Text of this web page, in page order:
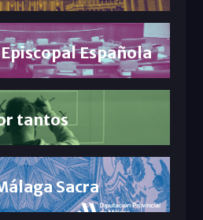
Española
tantos
Sacra